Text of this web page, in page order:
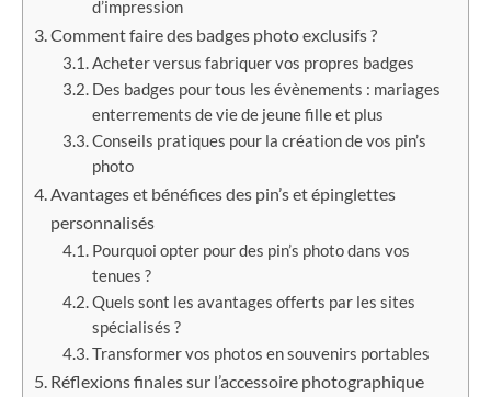
d’impression
Comment faire des badges photo exclusifs ?
Acheter versus fabriquer vos propres badges
Des badges pour tous les évènements : mariages
enterrements de vie de jeune fille et plus
Conseils pratiques pour la création de vos pin’s
photo
Avantages et bénéfices des pin’s et épinglettes
personnalisés
Pourquoi opter pour des pin’s photo dans vos
tenues ?
Quels sont les avantages offerts par les sites
spécialisés ?
Transformer vos photos en souvenirs portables
Réflexions finales sur l’accessoire photographique